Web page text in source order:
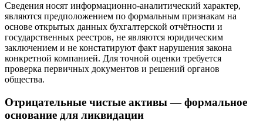
Сведения носят информационно-аналитический характер,
являются предположением по формальным признакам на
основе открытых данных бухгалтерской отчётности и
государственных реестров, не являются юридическим
заключением и не констатируют факт нарушения закона
конкретной компанией. Для точной оценки требуется
проверка первичных документов и решений органов
общества.
Отрицательные чистые активы — формальное
основание для ликвидации